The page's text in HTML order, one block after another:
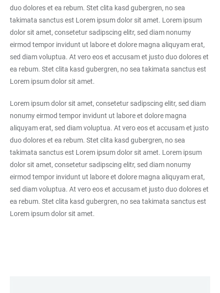
duo dolores et ea rebum. Stet clita kasd gubergren, no sea
takimata sanctus est Lorem ipsum dolor sit amet. Lorem ipsum
dolor sit amet, consetetur sadipscing elitr, sed diam nonumy
eirmod tempor invidunt ut labore et dolore magna aliquyam erat,
sed diam voluptua. At vero eos et accusam et justo duo dolores et
ea rebum. Stet clita kasd gubergren, no sea takimata sanctus est
Lorem ipsum dolor sit amet.
Lorem ipsum dolor sit amet, consetetur sadipscing elitr, sed diam
nonumy eirmod tempor invidunt ut labore et dolore magna
aliquyam erat, sed diam voluptua. At vero eos et accusam et justo
duo dolores et ea rebum. Stet clita kasd gubergren, no sea
takimata sanctus est Lorem ipsum dolor sit amet. Lorem ipsum
dolor sit amet, consetetur sadipscing elitr, sed diam nonumy
eirmod tempor invidunt ut labore et dolore magna aliquyam erat,
sed diam voluptua. At vero eos et accusam et justo duo dolores et
ea rebum. Stet clita kasd gubergren, no sea takimata sanctus est
Lorem ipsum dolor sit amet.